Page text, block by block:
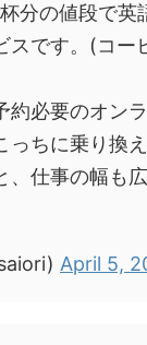
分の値段で英
スです。(コー
約必要のオン
ちに乗り換え
、仕事の幅も
April 5,